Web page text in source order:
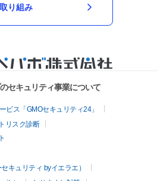
り組み
セキュリティ事業について
ビス「GMOセキュリティ24」
リスク診断
キュリティ byイエラエ）